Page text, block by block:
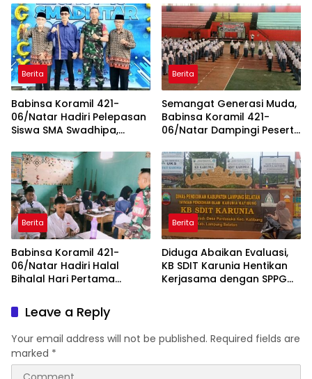
Sejumlah pertanyaan
masih menunggu
penjelasan
mengetahui percis
pengelolaan dana
Berita
Babinsa Koramil 421-
06/Natar Hadiri Pelepasan
Siswa SMA Swadhipa,
Muda
Berita
Semangat Generasi Muda,
Babinsa Koramil 421-
06/Natar Dampingi Peserta
Kabupaten Lampung
Selatan
Berita
Babinsa Koramil 421-
06/Natar Hadiri Halal
Bihalal Hari Pertama
Nur’Shofin
Berita
Diduga Abaikan Evaluasi,
KB SDIT Karunia Hentikan
Kerjasama dengan SPPG
Leave a Reply
Your email address will not be published. Required fields are
marked *